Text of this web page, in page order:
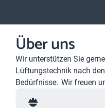
Über uns
Wir unterstützen Sie
Lüftungstechnik nach
Bedürfnisse. Wir freuen